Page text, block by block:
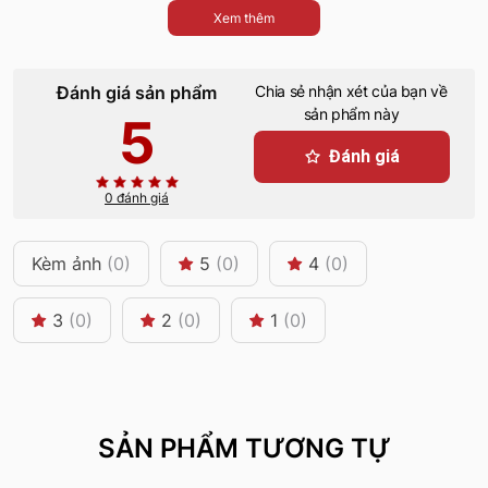
Xem thêm
Đánh giá sản phẩm
5
0 đánh giá
Chia sẻ nhận xét của bạn về
sản phẩm này
Đánh giá
Kèm ảnh (0) 5 (0) 4 (0)
3 (0) 2 (0) 1 (0)
SẢN PHẨM TƯƠNG TỰ